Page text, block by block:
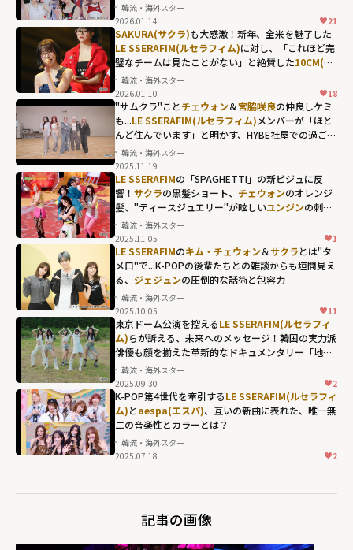
韓流・海外スター
2026.01.14
21
SAKURA(サクラ)も大感激！新年、全米を魅了した
LE SSERAFIM(ルセラフィム)に対し、「これほど完
璧なチームは見たことがない」と絶賛した10CM(シ
プセンチ)の言葉とは？
韓流・海外スター
2026.01.10
18
チェウォン＆宮
脇咲良の仲良し
ケミも...LE
SSERAFIM(ルセ
ラフィム)メンバ
ーが「ほとんど
住んでいます」
と明かす、HYBE
社屋での過ごし
方" width="304"
height="203"
loading="lazy"
fetchpriority="h
igh">
"サムクラ"ことチェウォン＆宮脇咲良の仲良しケミ
も...LE SSERAFIM(ルセラフィム)メンバーが「ほと
んど住んでいます」と明かす、HYBE社屋での過ごし
方韓流・海外スター
2025.11.19
ユンジンの刺激
的なファッショ
ンも..."
width="304"
height="203"
loading="lazy"
fetchpriority="h
igh">
LE SSERAFIMの「SPAGHETTI」の新ビジュに反
響！ サクラの黒髪ショート、 チェウォンのオレンジ
髪、"ティースジュエリー"が眩しいユンジンの刺激
的なファッションも...
韓流・海外スター
2025.11.05
1
ジェジュンの圧
倒的な話術と包
容力"
width="304"
height="203"
loading="lazy"
fetchpriority="h
igh">
LE SSERAFIMのキム・チェウォン＆サクラとは"タ
メ口"で...K-POPの後輩たちとの雑談からも垣間見え
る、 ジェジュンの圧倒的な話術と包容力
韓流・海外スター
2025.10.05
11
東京ドーム公演を控えるLE SSERAFIM(ルセラフィ
ム)らが訴える、未来へのメッセージ！韓国の実力派
俳優も顔を揃えた革新的なドキュメンタリー「地球
上のブラックボックス」
韓流・海外スター
2025.09.30
2
K-POP第4世代を牽引するLE SSERAFIM(ルセラフィ
ム)とaespa(エスパ)、互いの新曲に表れた、唯一無
二の音楽性とカラーとは？
韓流・海外スター
2025.07.18
2
記事の画像